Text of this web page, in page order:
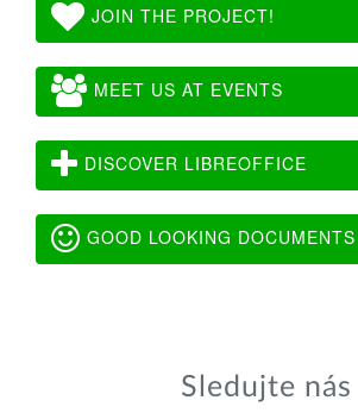
JOIN THE PROJECT!
MEET US AT EVENTS
DISCOVER LIBREOFFICE
GOOD LOOKING DOCUMENTS
Sledujte nás